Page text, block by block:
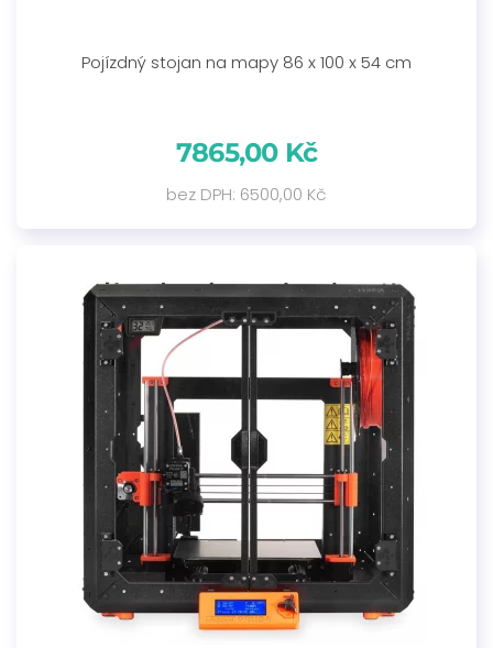
Pojízdný stojan na mapy 86 x 100 x 54 cm
7865,00 Kč
bez DPH: 6500,00 Kč